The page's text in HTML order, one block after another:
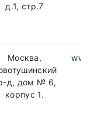
д.1, стр.7
Москва,
д, дом № 6,
корпус 1.